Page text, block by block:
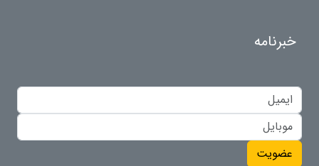
خبرنامه
عضویت